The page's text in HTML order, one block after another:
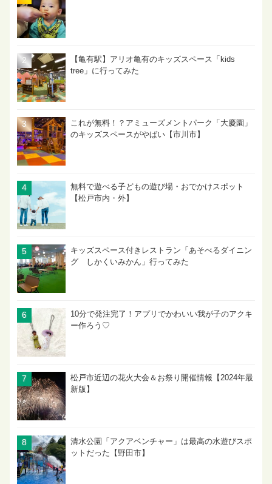
【亀有駅】アリオ亀有のキッズスペース「kids
tree」に行ってみた
これが無料！？アミューズメントパーク「大慶園」
のキッズスペースがやばい【市川市】
無料で遊べる子どもの遊び場・おでかけスポット
【松戸市内・外】
キッズスペース付きレストラン「あそべるダイニン
グ しかくいみかん」行ってみた
10分で発注完了！アプリでかわいい我が子のアクキ
ー作ろう♡
松戸市近辺の花火大会＆お祭り開催情報【2024年最
新版】
清水公園「アクアベンチャー」は最高の水遊びスポ
ットだった【野田市】